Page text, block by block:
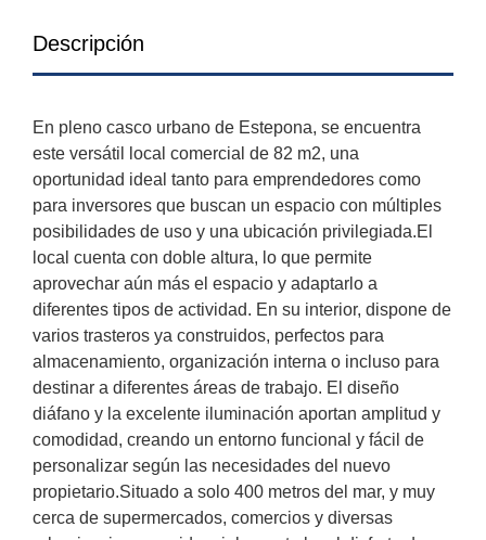
Descripción
En pleno casco urbano de Estepona, se encuentra
este versátil local comercial de 82 m2, una
oportunidad ideal tanto para emprendedores como
para inversores que buscan un espacio con múltiples
posibilidades de uso y una ubicación privilegiada.El
local cuenta con doble altura, lo que permite
aprovechar aún más el espacio y adaptarlo a
diferentes tipos de actividad. En su interior, dispone de
varios trasteros ya construidos, perfectos para
almacenamiento, organización interna o incluso para
destinar a diferentes áreas de trabajo. El diseño
diáfano y la excelente iluminación aportan amplitud y
comodidad, creando un entorno funcional y fácil de
personalizar según las necesidades del nuevo
propietario.Situado a solo 400 metros del mar, y muy
cerca de supermercados, comercios y diversas